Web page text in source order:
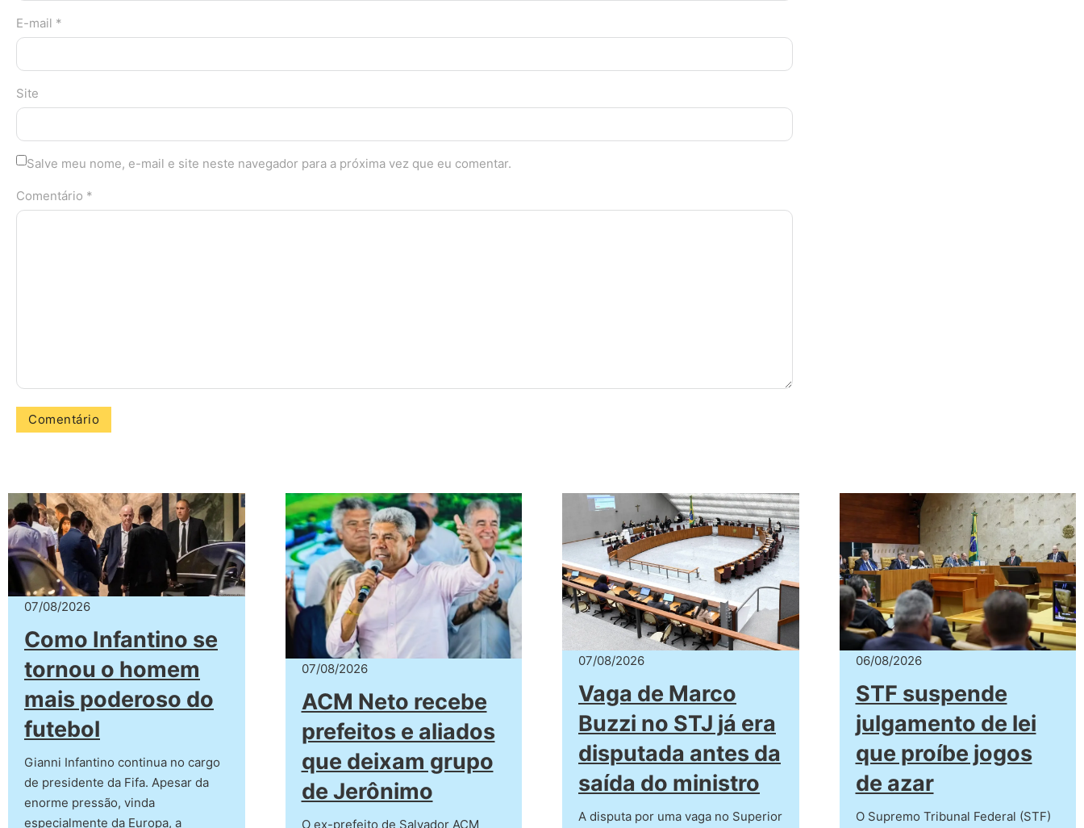
E-mail *
Site
Salve meu nome, e-mail e site neste navegador para a próxima vez que eu comentar.
Comentário *
07/08/2026
Como Infantino se
tornou o homem
mais poderoso do
futebol
Gianni Infantino continua no cargo
de presidente da Fifa. Apesar da
enorme pressão, vinda
especialmente da Europa, a
07/08/2026
ACM Neto recebe
prefeitos e aliados
que deixam grupo
de Jerônimo
O ex-prefeito de Salvador ACM
07/08/2026
Vaga de Marco
Buzzi no STJ já era
disputada antes da
saída do ministro
A disputa por uma vaga no Superior
06/08/2026
STF suspende
julgamento de lei
que proíbe jogos
de azar
O Supremo Tribunal Federal (STF)